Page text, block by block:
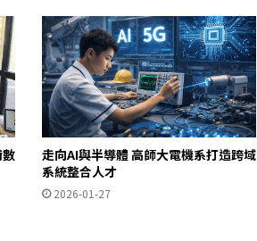
走向AI與半導體 高師大電機系打造跨域
系統整合人才
2026-01-27